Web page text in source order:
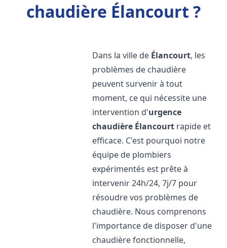
chaudière Élancourt ?
Dans la ville de Élancourt, les
problèmes de chaudière
peuvent survenir à tout
moment, ce qui nécessite une
intervention d'urgence
chaudière Élancourt rapide et
efficace. C'est pourquoi notre
équipe de plombiers
expérimentés est prête à
intervenir 24h/24, 7j/7 pour
résoudre vos problèmes de
chaudière. Nous comprenons
l'importance de disposer d'une
chaudière fonctionnelle,